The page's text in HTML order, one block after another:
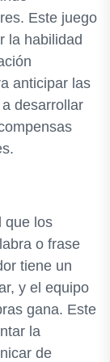
Este juego
la habilidad
anticipar las
desarrollar
que los
o frase
tiene un
y el equipo
gana. Este
la
de